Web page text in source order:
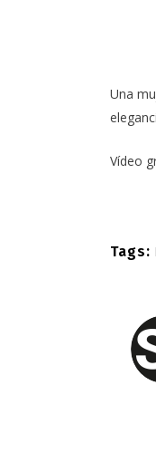
Una
Vídeo
Tags: